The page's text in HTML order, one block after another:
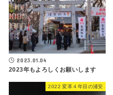
2023.01.04
2023年もよろしくお願いします
2022 変革４年目の浦安